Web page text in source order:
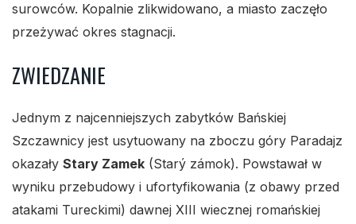
surowców. Kopalnie zlikwidowano, a miasto zaczęło
przeżywać okres stagnacji.
ZWIEDZANIE
Jednym z najcenniejszych zabytków Bańskiej
Szczawnicy jest usytuowany na zboczu góry Paradajz
okazały Stary Zamek (Starý zámok). Powstawał w
wyniku przebudowy i ufortyfikowania (z obawy przed
atakami Tureckimi) dawnej XIII wiecznej romańskiej